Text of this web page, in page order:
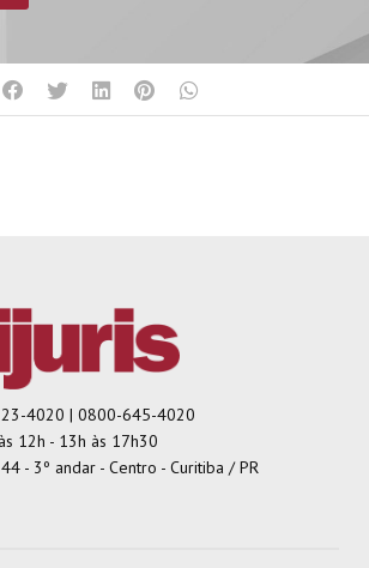
4020 | 0800-645-4020
12h - 13h às 17h30
- 3º andar - Centro - Curitiba / PR